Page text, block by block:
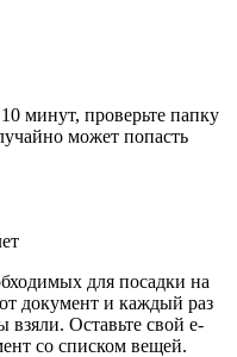
минут, проверьте папку
может попасть
для посадки на
документ и каждый раз
взяли. Оставьте свой e-
со списком вещей.